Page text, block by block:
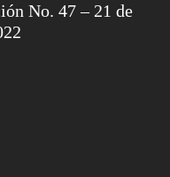
No. 47 – 21 de